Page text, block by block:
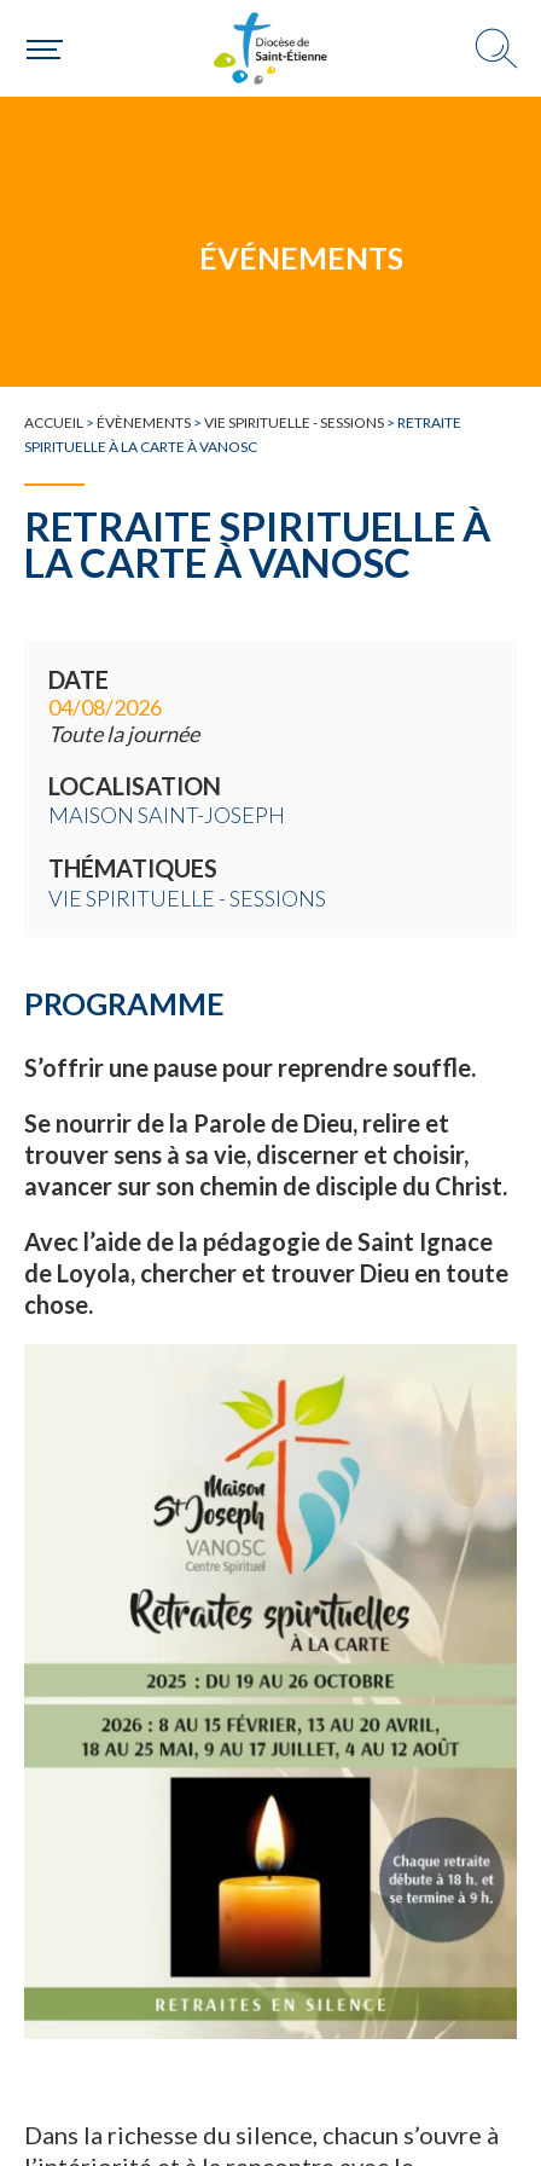
Choisir ma paroisse par commune
ÉVÉNEMENTS
ACCUEIL > ÉVÈNEMENTS > VIE SPIRITUELLE - SESSIONS > RETRAITE
SPIRITUELLE À LA CARTE À VANOSC
RETRAITE SPIRITUELLE À
LA CARTE À VANOSC
DATE
04/08/2026
Toute la journée
LOCALISATION
MAISON SAINT-JOSEPH
THÉMATIQUES
VIE SPIRITUELLE - SESSIONS
PROGRAMME
S’offrir une pause pour reprendre souffle.
Se nourrir de la Parole de Dieu, relire et
trouver sens à sa vie, discerner et choisir,
avancer sur son chemin de disciple du Christ.
Avec l’aide de la pédagogie de Saint Ignace
de Loyola, chercher et trouver Dieu en toute
chose.
Dans la richesse du silence, chacun s’ouvre à